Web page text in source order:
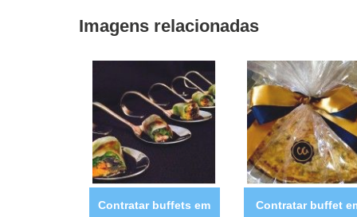
Imagens relacionadas
Contratar buffets em
Contratar buffet